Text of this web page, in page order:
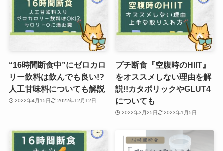
“16時間断食中”にゼロカロ
リー飲料は飲んでも良い!?
人工甘味料についても解説
2022年4月15日 2022年12月12日
プチ断食『空腹時のHIIT』
をオススメしない理由を解
説!!カタボリックやGLUT4
についても
2022年3月25日 2023年1月5日